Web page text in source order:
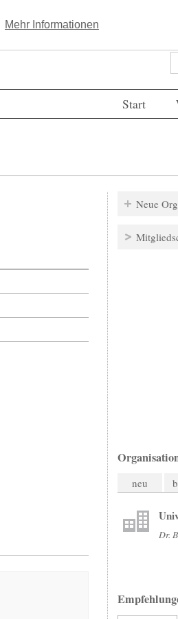
Mehr Informationen
Kostenlos registrieren
Start
Neue
neu
Dr.